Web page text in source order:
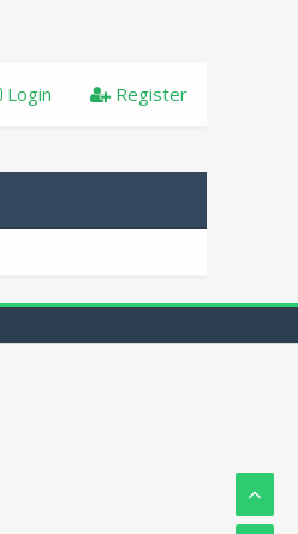
Register
Login